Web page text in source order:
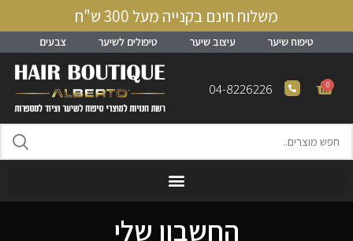
משלוח חינם בקנייה מעל 300 ש"ח
טיפוח שיער עיצוב שיער טיפולים לשיער צבעים
0
04-8226226
החשבון שלי